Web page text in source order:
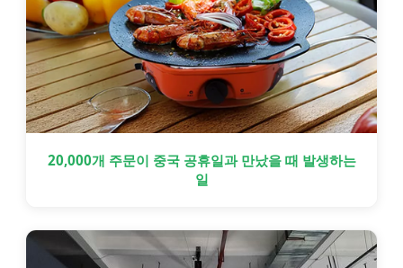
20,000개 주문이 중국 공휴일과 만났을 때 발생하는
일